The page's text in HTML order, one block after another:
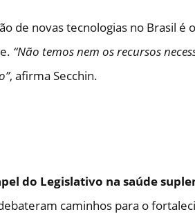
de novas tecnologias no Brasil é
“Não temos nem os recursos
, afirma Secchin.
do Legislativo na saúde
caminhos para o